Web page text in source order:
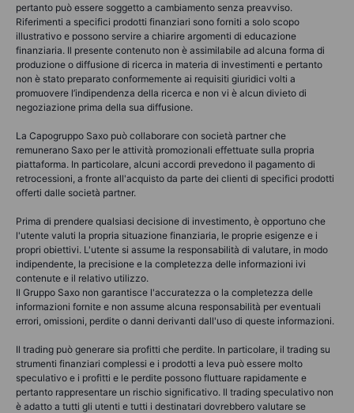
pertanto può essere soggetto a cambiamento senza preavviso.
Riferimenti a specifici prodotti finanziari sono forniti a solo scopo
illustrativo e possono servire a chiarire argomenti di educazione
finanziaria. Il presente contenuto non è assimilabile ad alcuna forma di
produzione o diffusione di ricerca in materia di investimenti e pertanto
non è stato preparato conformemente ai requisiti giuridici volti a
promuovere l’indipendenza della ricerca e non vi è alcun divieto di
negoziazione prima della sua diffusione.
La Capogruppo Saxo può collaborare con società partner che
remunerano Saxo per le attività promozionali effettuate sulla propria
piattaforma. In particolare, alcuni accordi prevedono il pagamento di
retrocessioni, a fronte all'acquisto da parte dei clienti di specifici prodotti
offerti dalle società partner.
Prima di prendere qualsiasi decisione di investimento, è opportuno che
l'utente valuti la propria situazione finanziaria, le proprie esigenze e i
propri obiettivi. L'utente si assume la responsabilità di valutare, in modo
indipendente, la precisione e la completezza delle informazioni ivi
contenute e il relativo utilizzo.
Il Gruppo Saxo non garantisce l'accuratezza o la completezza delle
informazioni fornite e non assume alcuna responsabilità per eventuali
errori, omissioni, perdite o danni derivanti dall'uso di queste informazioni.
Il trading può generare sia profitti che perdite. In particolare, il trading su
strumenti finanziari complessi e i prodotti a leva può essere molto
speculativo e i profitti e le perdite possono fluttuare rapidamente e
pertanto rappresentare un rischio significativo. Il trading speculativo non
è adatto a tutti gli utenti e tutti i destinatari dovrebbero valutare se